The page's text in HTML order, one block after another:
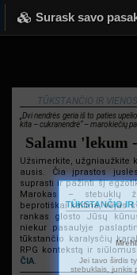
Surask savo
TŪKSTANČIO IR
„Dvi nendrės geria iš to paties
kita – cukranendrė“ – marokiečių
Užsimerkite, užgniaužkite
ausis. Čia įprastos
suprasti ir pažinti šį
Marokas – stebuklų
beprotiškai kaitina, vėjas
rankas glosto Jūsų
niekur pasaulyje
tūkstančio karalysčių
RPG kontekstą ir
ČIA.
TŪKSTANČIO IR
Jei tavo širdis
stebuklais, junkis